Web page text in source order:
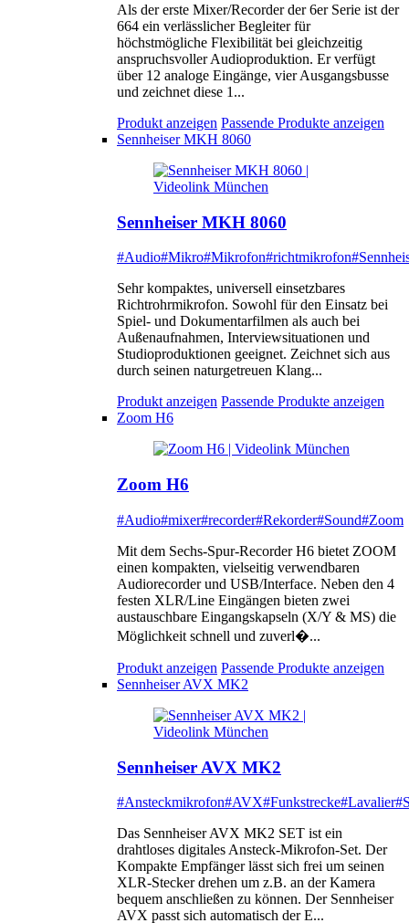
Als der erste Mixer/Recorder der 6er Serie ist der
664 ein verlässlicher Begleiter für
höchstmögliche Flexibilität bei gleichzeitig
anspruchsvoller Audioproduktion. Er verfügt
über 12 analoge Eingänge, vier Ausgangsbusse
und zeichnet diese 1...
Produkt anzeigen Passende Produkte anzeigen
Sennheiser MKH 8060
Sennheiser MKH 8060
#Audio#Mikro#Mikrofon#richtmikrofon
Sehr kompaktes, universell einsetzbares
Richtrohrmikrofon. Sowohl für den Einsatz bei
Spiel- und Dokumentarfilmen als auch bei
Außenaufnahmen, Interviewsituationen und
Studioproduktionen geeignet. Zeichnet sich aus
durch seinen naturgetreuen Klang...
Produkt anzeigen Passende Produkte anzeigen
Zoom H6
Zoom H6
#Audio#mixer#recorder#Rekorder#Sound#Zoom
Mit dem Sechs-Spur-Recorder H6 bietet ZOOM
einen kompakten, vielseitig verwendbaren
Audiorecorder und USB/Interface. Neben den 4
festen XLR/Line Eingängen bieten zwei
austauschbare Eingangskapseln (X/Y & MS) die
Möglichkeit schnell und zuverl�...
Produkt anzeigen Passende Produkte anzeigen
Sennheiser AVX MK2
Sennheiser AVX MK2
#Ansteckmikrofon#AVX#Funkstrecke#Lavalier
Das Sennheiser AVX MK2 SET ist ein
drahtloses digitales Ansteck-Mikrofon-Set. Der
Kompakte Empfänger lässt sich frei um seinen
XLR-Stecker drehen um z.B. an der Kamera
bequem anschließen zu können. Der Sennheiser
AVX passt sich automatisch der E...